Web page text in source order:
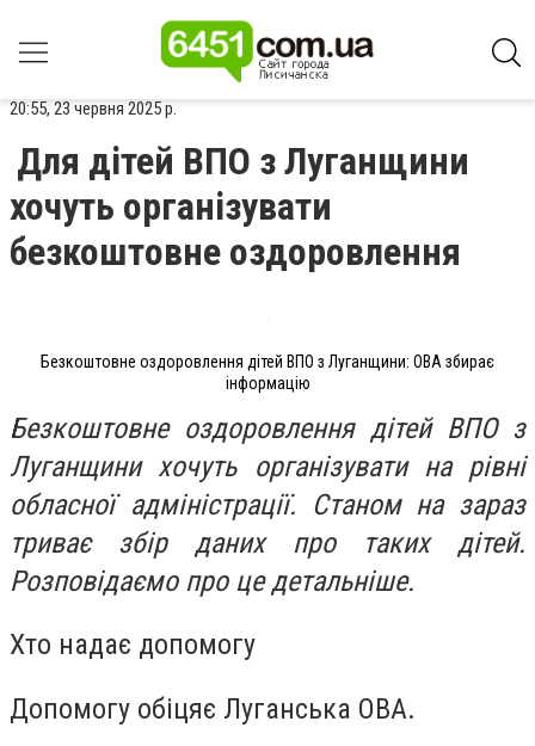
20:55, 23 червня 2025 р.
Для дітей ВПО з Луганщини
хочуть організувати
безкоштовне оздоровлення
Безкоштовне оздоровлення дітей ВПО з Луганщини: ОВА збирає
інформацію
Безкоштовне оздоровлення дітей ВПО з
Луганщини хочуть організувати на рівні
обласної адміністрації. Станом на зараз
триває збір даних про таких дітей.
Розповідаємо про це детальніше.
Хто надає допомогу
Допомогу обіцяє Луганська ОВА.